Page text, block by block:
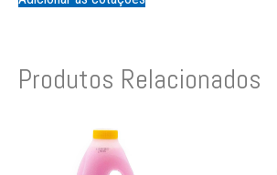
Produtos Relacionados